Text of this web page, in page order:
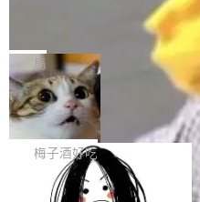
个独立于业务线程的全局通信引
Coding 从个人辅助工具逐步走
级应用，企业在规模化落地过程
可控性和代码质量提出了更高要
安全与合规要求。对于大多数普
有云模型能够满足快速试用和效
但对于金融、能源、医疗等对数
产品应用、支撑保障、专题等五
AI算力网关（AI创新平台）成功
各业的Agent走向规模化建设，
渐丰富，用户关注的重点也在发
让AI用起来，还要进一步看清混
Token花在哪里、算力是否被充
续增长的AI成本该如何优化。
正是围绕这些实际问题，从
理两个方面，让用户的每一份
Jeff Dean 离开 Google：一
束，一个实验室的开始
Google 员工编号 20。
Bigtable 作者之一。
Gemini 的架构师。Google 首
ean 在 Google 工作了 27 年后
不是一个人走。一同离开的还
wat（Google 员工编号 23，
年的编程搭档，MapReduce
作者）、Quoc Le（Google 大
局
🔥 SolonCode v2026.8.4 发
字体可调、22 种语言、记忆
打开终端就能上岗的全中文编
把「看得清、用母语、记得住
齐。 SolonCode 是什么
耳科技研发的企业级终端编码
梅子酒好吃
让“代码语义理解”深度释放